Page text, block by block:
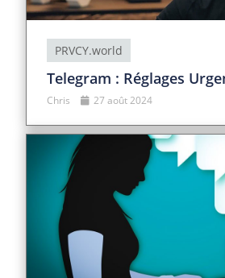
PRVCY.world
Telegram : Réglages
Chris 27 août 2024